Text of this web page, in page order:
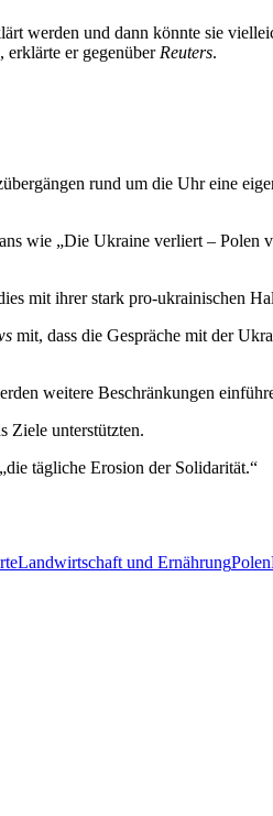
werden und dann könnte sie
er gegenüber Reuters.
rund um die Uhr eine
wie „Die Ukraine verliert – Polen
mit ihrer stark pro-ukrainischen
mit, dass die Gespräche mit der
weitere Beschränkungen
Ziele unterstützten.
tägliche Erosion der Solidarität.“
Landwirtschaft und ErnährungPolen